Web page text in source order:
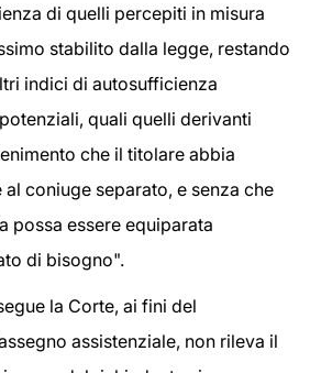
di quelli percepiti in misura
stabilito dalla legge, restando
indici di autosufficienza
quali quelli derivanti
che il titolare abbia
coniuge separato, e senza che
possa essere equiparata
di bisogno".
la Corte, ai fini del
assistenziale, non rileva il